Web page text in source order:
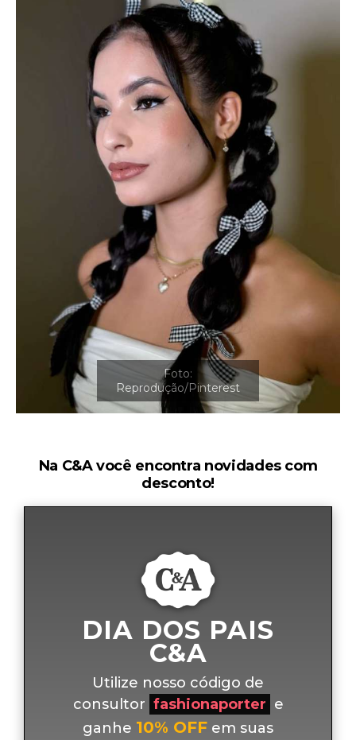
Na C&A você encontra novidades com
desconto!
DIA DOS PAIS
C&A
Utilize nosso código de
consultor fashionaporter e
ganhe 10% OFF em suas